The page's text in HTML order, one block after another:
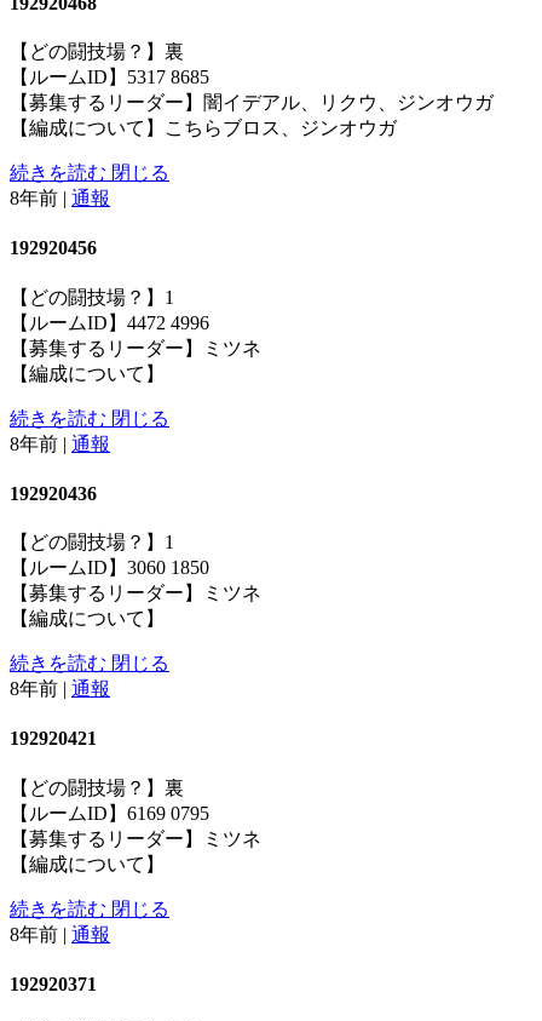
【どの闘技場？】裏
【ルームID】5317 8685
【募集するリーダー】闇イデアル、リクウ、ジンオウガ
【編成について】こちらブロス、ジンオウガ
続きを読む 閉じる
8年前 | 通報
192920456
【どの闘技場？】1
【ルームID】4472 4996
【募集するリーダー】ミツネ
【編成について】
続きを読む 閉じる
8年前 | 通報
192920436
【どの闘技場？】1
【ルームID】3060 1850
【募集するリーダー】ミツネ
【編成について】
続きを読む 閉じる
8年前 | 通報
192920421
【どの闘技場？】裏
【ルームID】6169 0795
【募集するリーダー】ミツネ
【編成について】
続きを読む 閉じる
8年前 | 通報
192920371